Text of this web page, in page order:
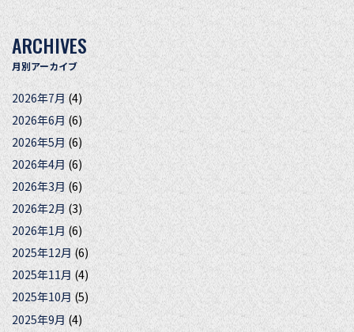
ARCHIVES
月別アーカイブ
2026年7月(4)
2026年6月(6)
2026年5月(6)
2026年4月 (6)
2026年3月(6)
2026年2月(3)
2026年1月 (6)
2025年12月 (6)
2025年11月 (4)
2025年10月(5)
2025年9月 (4)